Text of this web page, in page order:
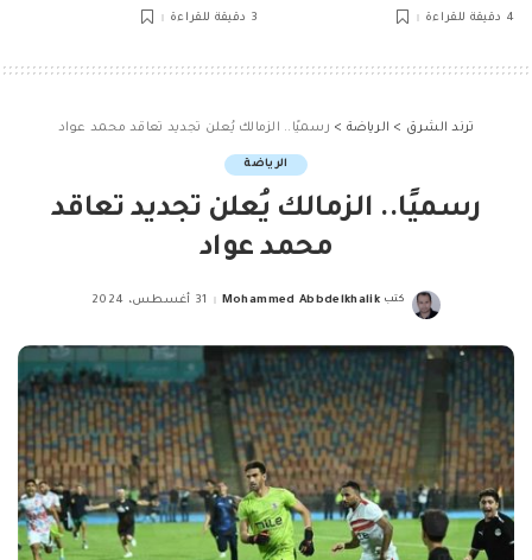
4 دقيقة للقراءة 3 دقيقة للقراءة
ترند الشرق > الرياضة > رسميًا.. الزمالك يُعلن تجديد تعاقد محمد عواد
الرياضة
رسميًا.. الزمالك يُعلن تجديد تعاقد
محمد عواد
Posted
كتب Mohammed Abbdelkhalik 31 أغسطس، 2024